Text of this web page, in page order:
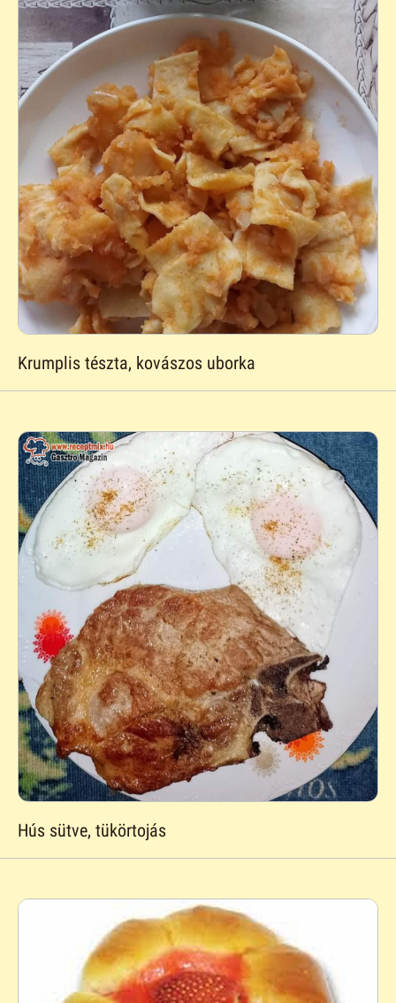
Krumplis tészta, kovászos uborka
Hús sütve, tükörtojás